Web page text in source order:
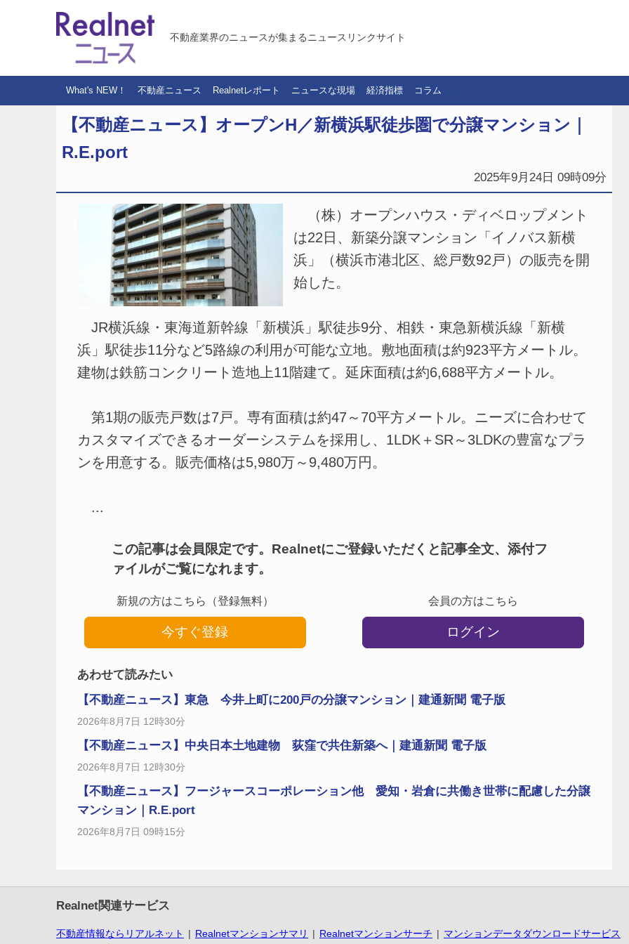
不動産業界のニュースが集まるニュースリンクサイト
What's NEW！ 不動産ニュース Realnetレポート ニュースな現場 経済指標 コラム
【不動産ニュース】オープンH／新横浜駅徒歩圏で分譲マンション｜
R.E.port
2025年9月24日 09時09分
（株）オープンハウス・ディベロップメント
は22日、新築分譲マンション「イノバス新横
浜」（横浜市港北区、総戸数92戸）の販売を開
始した。
JR横浜線・東海道新幹線「新横浜」駅徒歩9分、相鉄・東急新横浜線「新横
浜」駅徒歩11分など5路線の利用が可能な立地。敷地面積は約923平方メートル。
建物は鉄筋コンクリート造地上11階建て。延床面積は約6,688平方メートル。
第1期の販売戸数は7戸。専有面積は約47～70平方メートル。ニーズに合わせて
カスタマイズできるオーダーシステムを採用し、1LDK＋SR～3LDKの豊富なプラ
ンを用意する。販売価格は5,980万～9,480万円。
...
この記事は会員限定です。Realnetにご登録いただくと記事全文、添付フ
ァイルがご覧になれます。
新規の方はこちら（登録無料）
今すぐ登録
会員の方はこちら
ログイン
あわせて読みたい
【不動産ニュース】東急 今井上町に200戸の分譲マンション｜建通新聞 電子版
2026年8月7日 12時30分
【不動産ニュース】中央日本土地建物 荻窪で共住新築へ｜建通新聞 電子版
2026年8月7日 12時30分
【不動産ニュース】フージャースコーポレーション他 愛知・岩倉に共働き世帯に配慮した分譲
マンション｜R.E.port
2026年8月7日 09時15分
Realnet関連サービス
不動産情報ならリアルネット Realnetマンションサマリ Realnetマンションサーチ マンションデータダウンロードサービス